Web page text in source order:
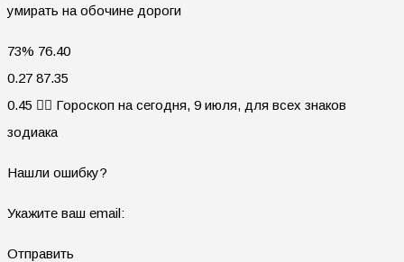
73% 76.40
0.27 87.35
0.45 🧙‍♀ Гороскоп на сегодня, 9 июля, для всех знаков
зодиака
Нашли ошибку?
Укажите ваш email:
Отправить